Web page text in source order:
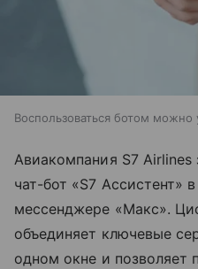
Воспользоваться ботом можно
Авиакомпания S7
чат-бот «S7 Ассистент»
мессенджере «Макс».
объединяет ключевые
одном окне и позволяет